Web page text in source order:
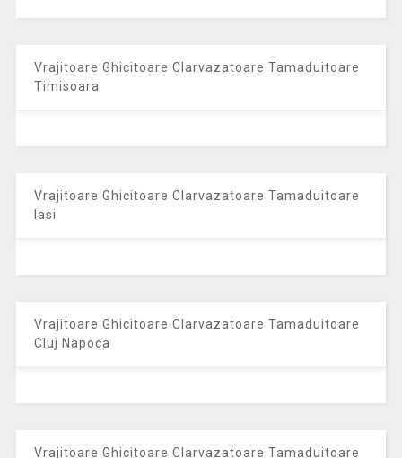
Vrajitoare Ghicitoare Clarvazatoare Tamaduitoare
Timisoara
Vrajitoare Ghicitoare Clarvazatoare Tamaduitoare
Iasi
Vrajitoare Ghicitoare Clarvazatoare Tamaduitoare
Cluj Napoca
Vrajitoare Ghicitoare Clarvazatoare Tamaduitoare